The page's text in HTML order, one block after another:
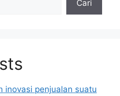
Cari
inovasi penjualan suatu